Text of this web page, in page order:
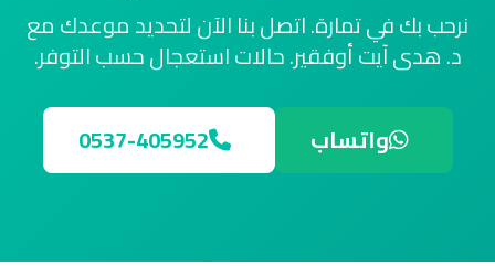
نرحب بك في تمارة. اتصل بنا الآن لتحديد موعدك مع
د. هدى آيت أوفقير. حالات استعجال حسب التوفر.
‎0537-405952‎ واتساب